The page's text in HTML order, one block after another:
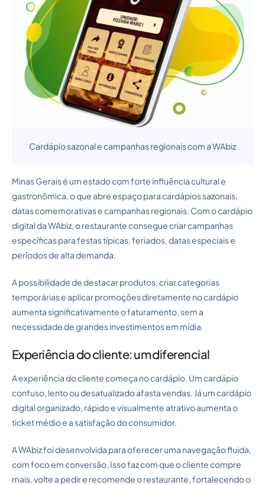
Cardápio sazonal e campanhas regionais com a WAbiz
Minas Gerais é um estado com forte influência cultural e
gastronômica, o que abre espaço para cardápios sazonais,
datas comemorativas e campanhas regionais. Com o cardápio
digital da WAbiz, o restaurante consegue criar campanhas
específicas para festas típicas, feriados, datas especiais e
períodos de alta demanda.
A possibilidade de destacar produtos, criar categorias
temporárias e aplicar promoções diretamente no cardápio
aumenta significativamente o faturamento, sem a
necessidade de grandes investimentos em mídia.
Experiência do cliente: um diferencial
A experiência do cliente começa no cardápio. Um cardápio
confuso, lento ou desatualizado afasta vendas. Já um cardápio
digital organizado, rápido e visualmente atrativo aumenta o
ticket médio e a satisfação do consumidor.
A WAbiz foi desenvolvida para oferecer uma navegação fluida,
com foco em conversão. Isso faz com que o cliente compre
mais, volte a pedir e recomende o restaurante, fortalecendo o